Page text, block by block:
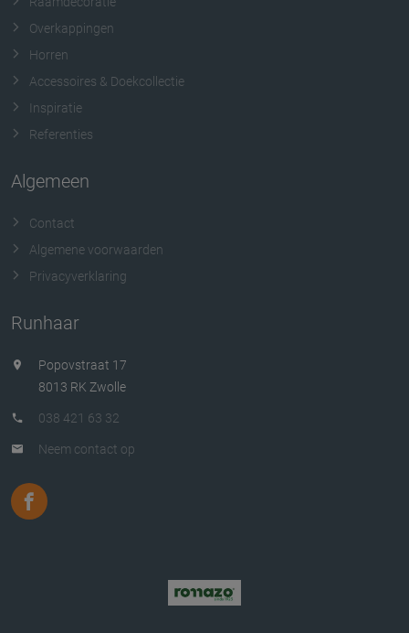
Overkappingen
Horren
Accessoires & Doekcollectie
Inspiratie
Referenties
Algemeen
Contact
Algemene voorwaarden
Privacyverklaring
Runhaar
Popovstraat 17
8013 RK Zwolle
038 421 63 32
Neem contact op